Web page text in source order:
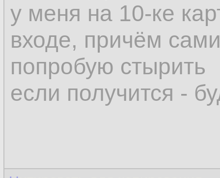
у меня на 10-ке
входе, причём
попробую стырить
если получится -